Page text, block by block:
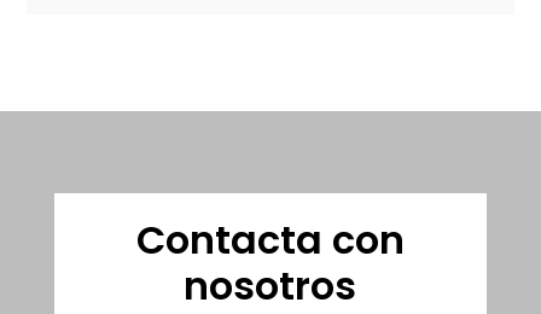
Contacta con
nosotros